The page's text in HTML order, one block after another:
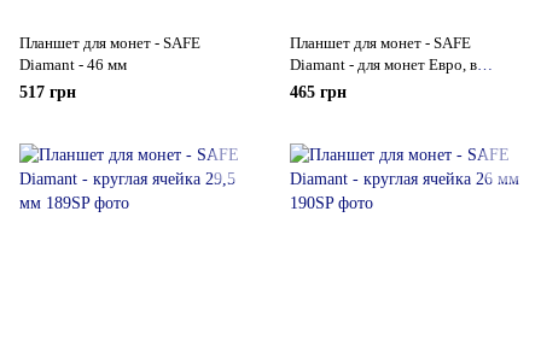
Планшет для монет - SAFE
Diamant - 46 мм
517 грн
Планшет для монет - SAFE
Diamant - для монет Евро, в
капсулах
465 грн